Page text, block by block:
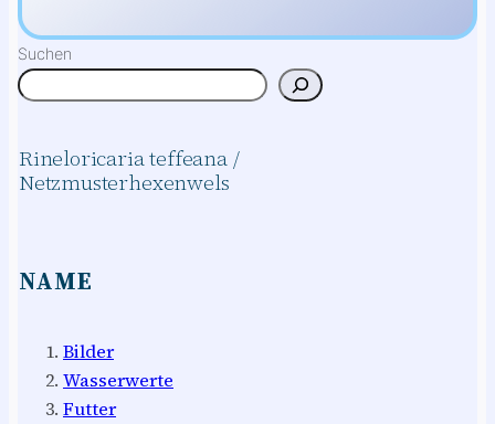
Suchen
Rineloricaria teffeana /
Netzmusterhexenwels
NAME
Bilder
Wasserwerte
Futter